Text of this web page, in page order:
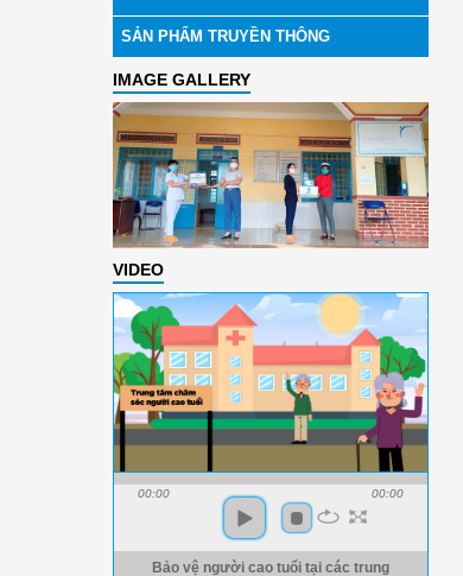
SẢN PHẨM TRUYỀN THÔNG
IMAGE GALLERY
VIDEO
00:00 00:00
Bảo vệ người cao tuổi tại các trung